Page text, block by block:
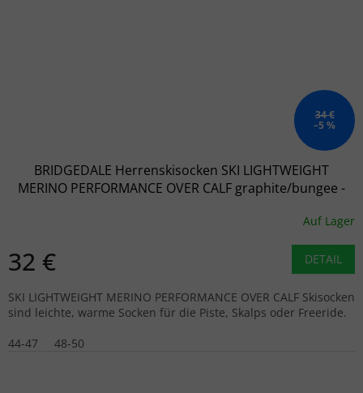
34 €
–5 %
BRIDGEDALE Herrenskisocken SKI LIGHTWEIGHT
MERINO PERFORMANCE OVER CALF graphite/bungee -
Auf Lager
32 € DETAIL
SKI LIGHTWEIGHT MERINO PERFORMANCE OVER CALF Skisocken
sind leichte, warme Socken für die Piste, Skalps oder Freeride.
44-47
48-50